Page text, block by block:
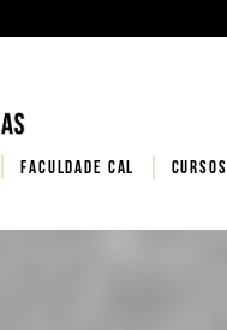
FACULDADE CAL CURSOS